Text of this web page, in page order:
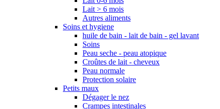
Lait > 6 mois
Autres aliments
Soins et hygiene
huile de bain - lait de bain - gel lavant
Soins
Peau seche - peau atopique
Croûtes de lait - cheveux
Peau normale
Protection solaire
Petits maux
Dégager le nez
Crampes intestinales